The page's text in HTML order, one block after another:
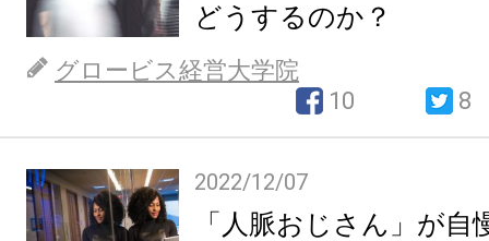
どうするのか？
グロービス経営大学院
10
8
2022/12/07
「人脈おじさん」が自